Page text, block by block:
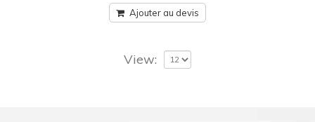
Ajouter au devis
View: